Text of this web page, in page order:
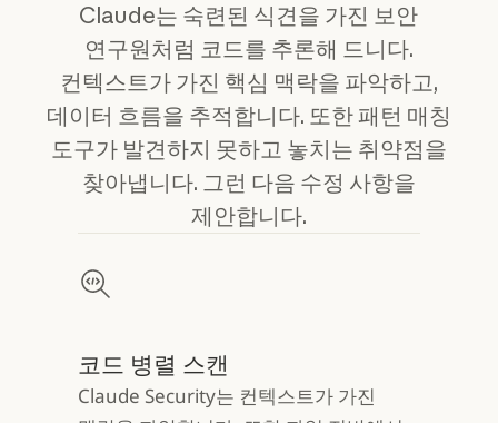
Claude는 숙련된 식견을 가진 보안
연구원처럼 코드를 추론해 드니다.
컨텍스트가 가진 핵심 맥락을 파악하고,
데이터 흐름을 추적합니다. 또한 패턴 매칭
도구가 발견하지 못하고 놓치는 취약점을
찾아냅니다. 그런 다음 수정 사항을
제안합니다.
코드 병렬 스캔
Claude Security는 컨텍스트가 가진